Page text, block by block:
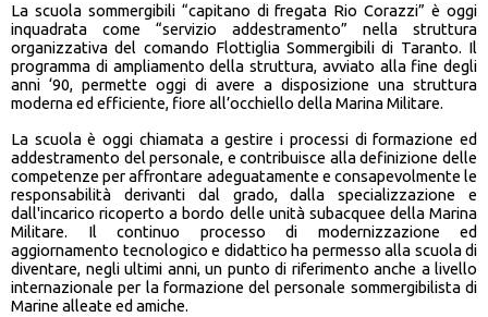
La scuola sommergibili “capitano di fregata Rio Corazzi” è oggi
inquadrata come “servizio addestramento” nella struttura
organizzativa del comando Flottiglia Sommergibili di Taranto. Il
programma di ampliamento della struttura, avviato alla fine degli
anni ‘90, permette oggi di avere a disposizione una struttura
moderna ed efficiente, fiore all’occhiello della Marina Militare.
La scuola è oggi chiamata a gestire i processi di formazione ed
addestramento del personale, e contribuisce alla definizione delle
competenze per affrontare adeguatamente e consapevolmente le
responsabilità derivanti dal grado, dalla specializzazione e
dall'incarico ricoperto a bordo delle unità subacquee della Marina
Militare. Il continuo processo di modernizzazione ed
aggiornamento tecnologico e didattico ha permesso alla scuola di
diventare, negli ultimi anni, un punto di riferimento anche a livello
internazionale per la formazione del personale sommergibilista di
Marine alleate ed amiche.